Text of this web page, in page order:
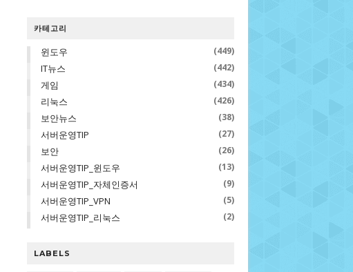
카테고리
윈도우 (449)
IT뉴스 (442)
게임 (434)
리눅스 (426)
보안뉴스 (38)
서버운영TIP (27)
보안 (26)
서버운영TIP_윈도우 (13)
서버운영TIP_자체인증서 (9)
서버운영TIP_VPN (5)
서버운영TIP_리눅스 (2)
LABELS